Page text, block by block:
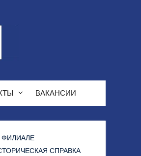
ВАКАНСИИ
СПРАВКА